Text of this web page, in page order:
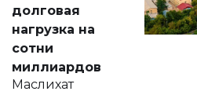
долговая
нагрузка на
сотни
миллиардов
Маслихат